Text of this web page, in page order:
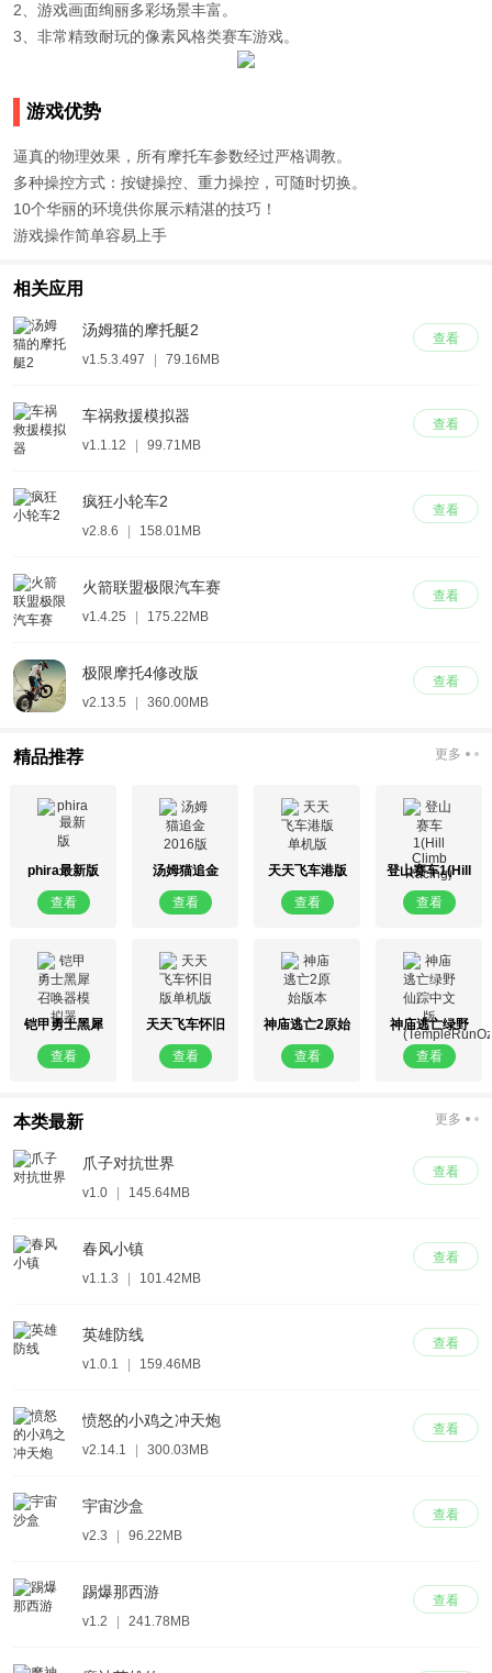
2、游戏画面绚丽多彩场景丰富。
3、非常精致耐玩的像素风格类赛车游戏。
游戏优势
逼真的物理效果，所有摩托车参数经过严格调教。
多种操控方式：按键操控、重力操控，可随时切换。
10个华丽的环境供你展示精湛的技巧！
游戏操作简单容易上手
相关应用
查看
汤姆猫的摩托艇2
v1.5.3.497 79.16MB
查看
车祸救援模拟器
v1.1.12 99.71MB
查看
疯狂小轮车2
v2.8.6 158.01MB
查看
火箭联盟极限汽车赛
v1.4.25 175.22MB
查看
极限摩托4修改版
v2.13.5 360.00MB
精品推荐 更多
phira最新版
查看
汤姆猫追金
2016版
查看
天天飞车港版
单机版
查看
登山赛车1(Hill
Climb Racing)
查看
铠甲勇士黑犀
召唤器模拟器
查看
天天飞车怀旧
版单机版
查看
神庙逃亡2原始
版本
查看
神庙逃亡绿野
仙踪中文版
(TempleRunOz)
查看
本类最新 更多
查看
爪子对抗世界
v1.0 145.64MB
查看
春风小镇
v1.1.3 101.42MB
查看
英雄防线
v1.0.1 159.46MB
查看
愤怒的小鸡之冲天炮
v2.14.1 300.03MB
查看
宇宙沙盒
v2.3 96.22MB
查看
踢爆那西游
v1.2 241.78MB